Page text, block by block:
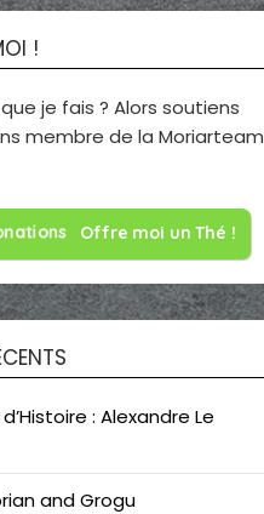
!
je fais ? Alors soutiens
membre de la Moriarteam
Offre moi un Thé !
: Alexandre Le
and Grogu